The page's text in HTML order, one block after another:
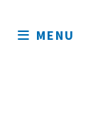
sitio
MENU